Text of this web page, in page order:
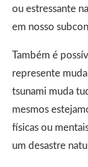
ou estressante
em nosso
Também é
represente
tsunami muda
mesmos
físicas ou
um desastre